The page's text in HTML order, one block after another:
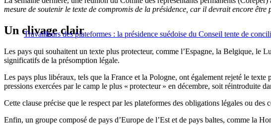
mesure de soutenir le texte de compromis de la présidence, car il devrait encore être
Travailleurs des plateformes : la présidence suédoise du Conseil tente de
Un clivage clair
Les pays qui souhaitent un texte plus protecteur, comme l’Espagne, la Belgique, le
significatifs de la présomption légale.
Les pays plus libéraux, tels que la France et la Pologne, ont également rejeté le texte
pressions exercées par le camp le plus « protecteur » en décembre, soit réintroduite
Cette clause précise que le respect par les plateformes des obligations légales ou
Enfin, un groupe composé de pays d’Europe de l’Est et de pays baltes, comme la